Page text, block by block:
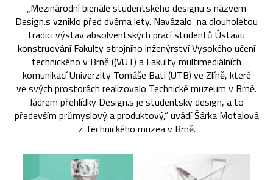
„Mezinárodní bienále studentského designu s názvem
Design.s vzniklo před dvěma lety. Navázalo na dlouholetou
tradici výstav absolventských prací studentů Ústavu
konstruování Fakulty strojního inženýrství Vysokého učení
technického v Brně ((VUT) a Fakulty multimediálních
komunikací Univerzity Tomáše Bati (UTB) ve Zlíně, které
ve svých prostorách realizovalo Technické muzeum v Brně.
Jádrem přehlídky Design.s je studentský design, a to
především průmyslový a produktový,“ uvádí Šárka Motalová
z Technického muzea v Brně.